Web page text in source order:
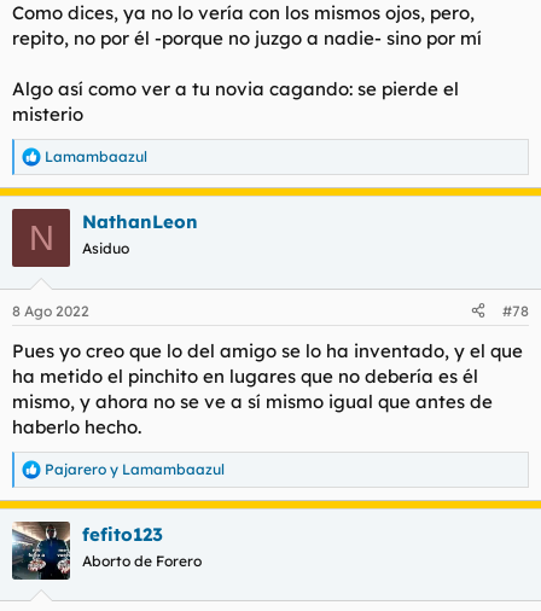
Como dices, ya no lo vería con los mismos ojos, pero,
repito, no por él -porque no juzgo a nadie- sino por mí
Algo así como ver a tu novia cagando: se pierde el
misterio
R
e
a
e
:
Lamambaazul
N NathanLeon
Asiduo
8 Ago 2022 #78
Pues yo creo que lo del amigo se lo ha inventado, y el que
ha metido el pinchito en lugares que no debería es él
mismo, y ahora no se ve a sí mismo igual que antes de
haberlo hecho.
R
e
a
c
c
i
Pajarero y Lamambaazul
fefito123
Aborto de Forero